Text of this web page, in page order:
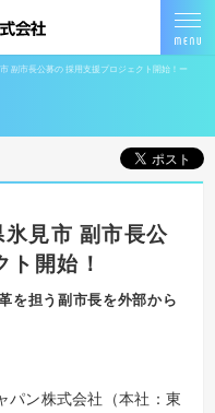
副市長公募の 採用支援プロジェクト開始！ー
見市 副市長公
ト開始！
を担う副市長を外部から
パン株式会社（本社：東